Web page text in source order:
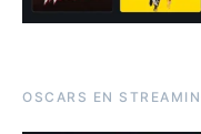
OSCARS EN